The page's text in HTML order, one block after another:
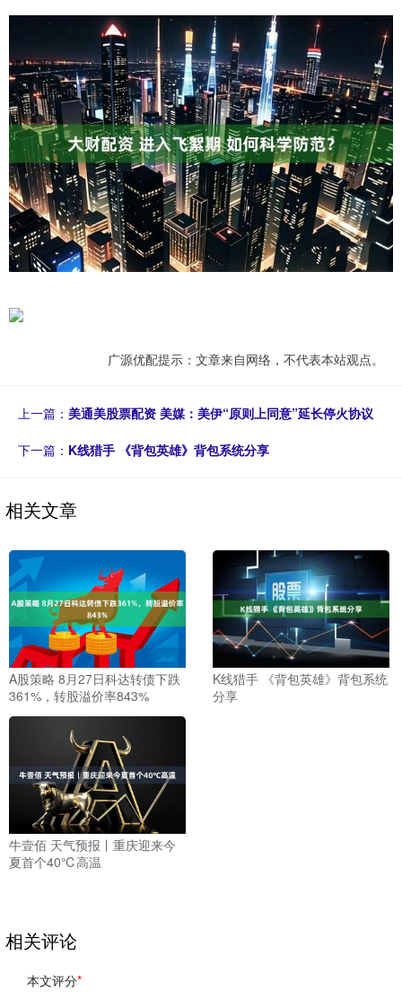
广源优配提示：文章来自网络，不代表本站观点。
上一篇： 美通美股票配资 美媒：美伊“原则上同意”延长停火协议
下一篇： K线猎手 《背包英雄》背包系统分享
相关文章
A股策略 8月27日科达转债下跌
361%，转股溢价率843%
K线猎手 《背包英雄》背包系统
分享
牛壹佰 天气预报丨重庆迎来今
夏首个40℃高温
相关评论
本文评分*